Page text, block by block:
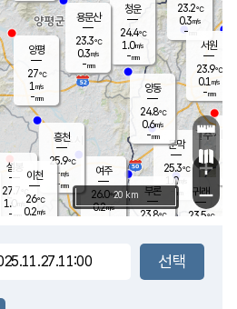
문막
25.3℃
1.0m/s
mm
부론
23.8℃
청운
24.4℃
1.0m/s
-mm
여주
26.0℃
0.2m/s
양동
24.8℃
0.6m/s
-mm
장호원
흥천
25.9℃
-m/s
-mm
설봉
27.7
1.0
- mm
23.2℃
0.3m/s
- mm
귀래
23.5℃
서원
23.9℃
0.1 m/s
-mm
용문산
23.3℃
0.3m/s
-mm
이천
26℃
0.2m/s
양평
27℃
1 m/s
-mm
+
−
20 km